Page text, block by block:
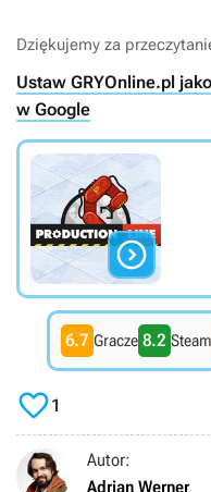
Dziękujemy za
Ustaw GRYOnline.pl
w Google

6.7 Gracze 8.2 Steam
1
Autor:
Adrian Werner